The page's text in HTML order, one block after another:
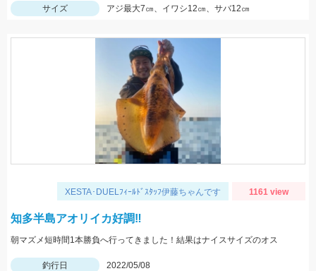
サイズ
アジ最大7㎝、イワシ12㎝、サバ12㎝
XESTA･DUELﾌｨｰﾙﾄﾞｽﾀｯﾌ伊藤ちゃんです 1161 view
知多半島アオリイカ好調‼️
朝マズメ短時間1本勝負へ行ってきました！結果はナイスサイズのオス
釣行日
2022/05/08